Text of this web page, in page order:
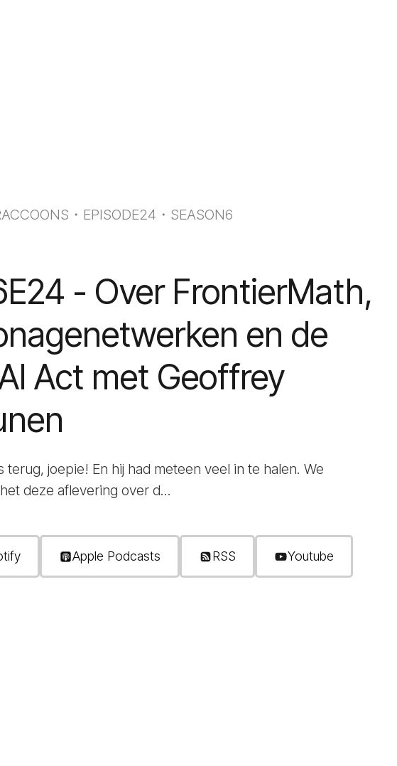
・ EPISODE24 ・ SEASON6
- Over FrontierMath,
en de
Act met Geoffrey
terug, joepie! En hij had meteen veel in te halen. We
deze aflevering over d...
Apple Podcasts RSS Youtube